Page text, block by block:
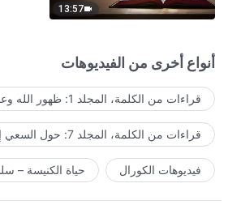
13:57
أنواع أخرى من الفيديوهات
قراءات من الكلمة، المجلد 1: ظهور الله وعمله
قراءات من الكلمة، المجلد 7: حول السعي إلى الحق
فيديوهات الكورال حياة الكنيسة –